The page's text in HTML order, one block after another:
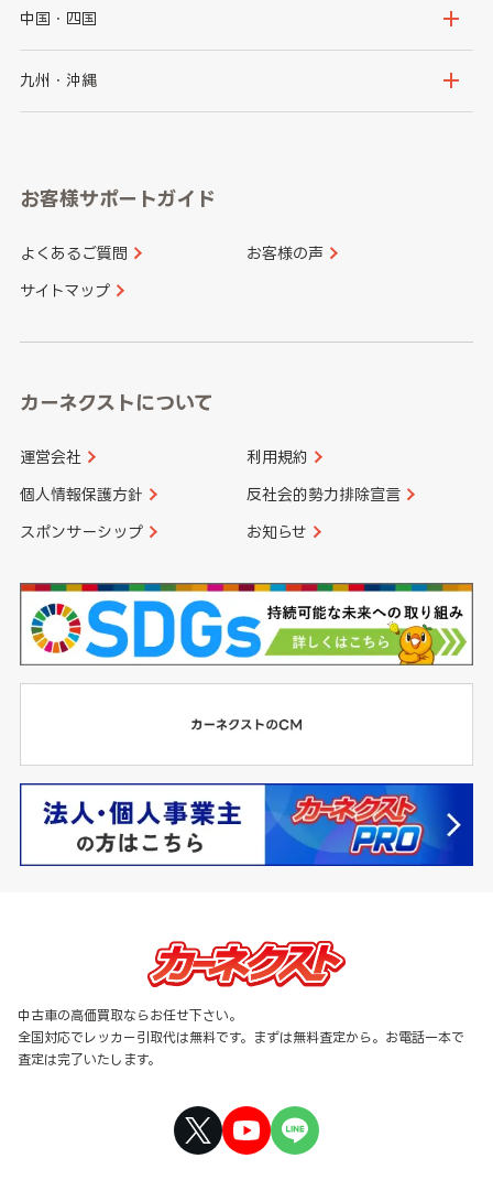
千葉県
石川県
山梨県
愛知県
大阪府
京都府
和歌山県
中国・四国
鳥取県
山口県
香川県 愛媛県
九州・沖縄
長崎県
大分県 宮崎県
お客様サポートガイド
よくあるご質問 お客様の声
サイトマップ
カーネクストについて
運営会社 利用規約
個人情報保護方針 反社会的勢力排除宣言
スポンサーシップ お知らせ
中古車の高価買取ならお任せ下さい。
全国対応でレッカー引取代は無料です。まずは無料査定から。お電話一本で
査定は完了いたします。